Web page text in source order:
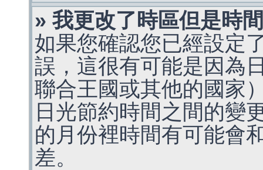
» 我更改了時區但是時
如果您確認您已經設定
誤，這很有可能是因為
聯合王國或其他的國家
日光節約時間之間的變
的月份裡時間有可能會
差。